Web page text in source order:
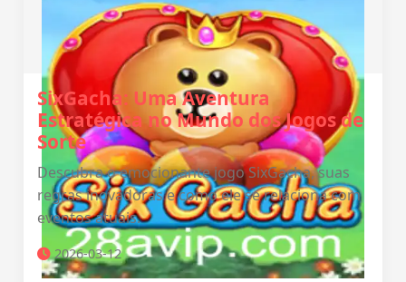
SixGacha: Uma Aventura
Estratégica no Mundo dos Jogos de
Sorte
Descubra o emocionante jogo SixGacha, suas
regras inovadoras e como ele se relaciona com
eventos atuais.
2026-03-12